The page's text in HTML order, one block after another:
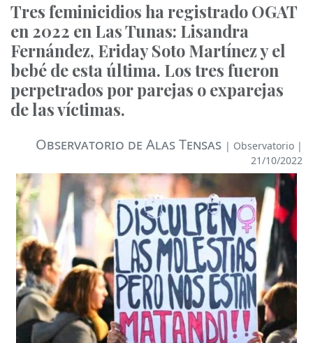
Tres feminicidios ha registrado OGAT
en 2022 en Las Tunas: Lisandra
Fernández, Eriday Soto Martínez y el
bebé de esta última. Los tres fueron
perpetrados por parejas o exparejas
de las víctimas.
Observatorio de Alas Tensas | Observatorio |
21/10/2022